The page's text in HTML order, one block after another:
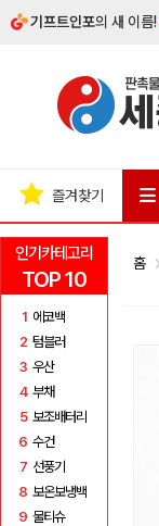
기프트인포의 새 이름!
인기카테고리
TOP 10
1 에코백
2 텀블러
3 우산
4 부채
5 보조배터리
6 수건
7 선풍기
8 보온보냉백
9 물티슈
즐겨찾기
홈